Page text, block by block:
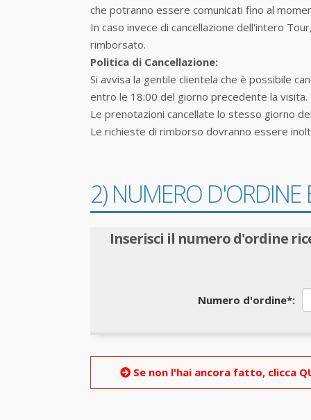
che potranno essere comunicati fino al
In caso invece di cancellazione dell'intero
rimborsato.
Politica di Cancellazione:
Si avvisa la gentile clientela che è possibile
entro le 18:00 del giorno precedente la visita.
Le prenotazioni cancellate lo stesso giorno
Le richieste di rimborso dovranno essere
2) NUMERO D'ORDINE
Inserisci il numero d'ordine
Numero d'ordine*:
Se non l'hai ancora fatto, clicca